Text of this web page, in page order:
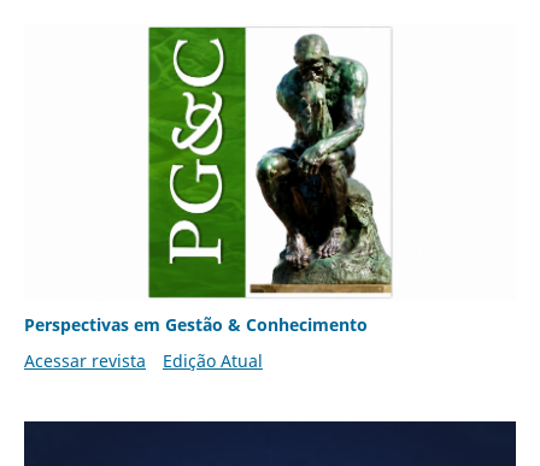
Perspectivas em Gestão & Conhecimento
Acessar revista
Edição Atual